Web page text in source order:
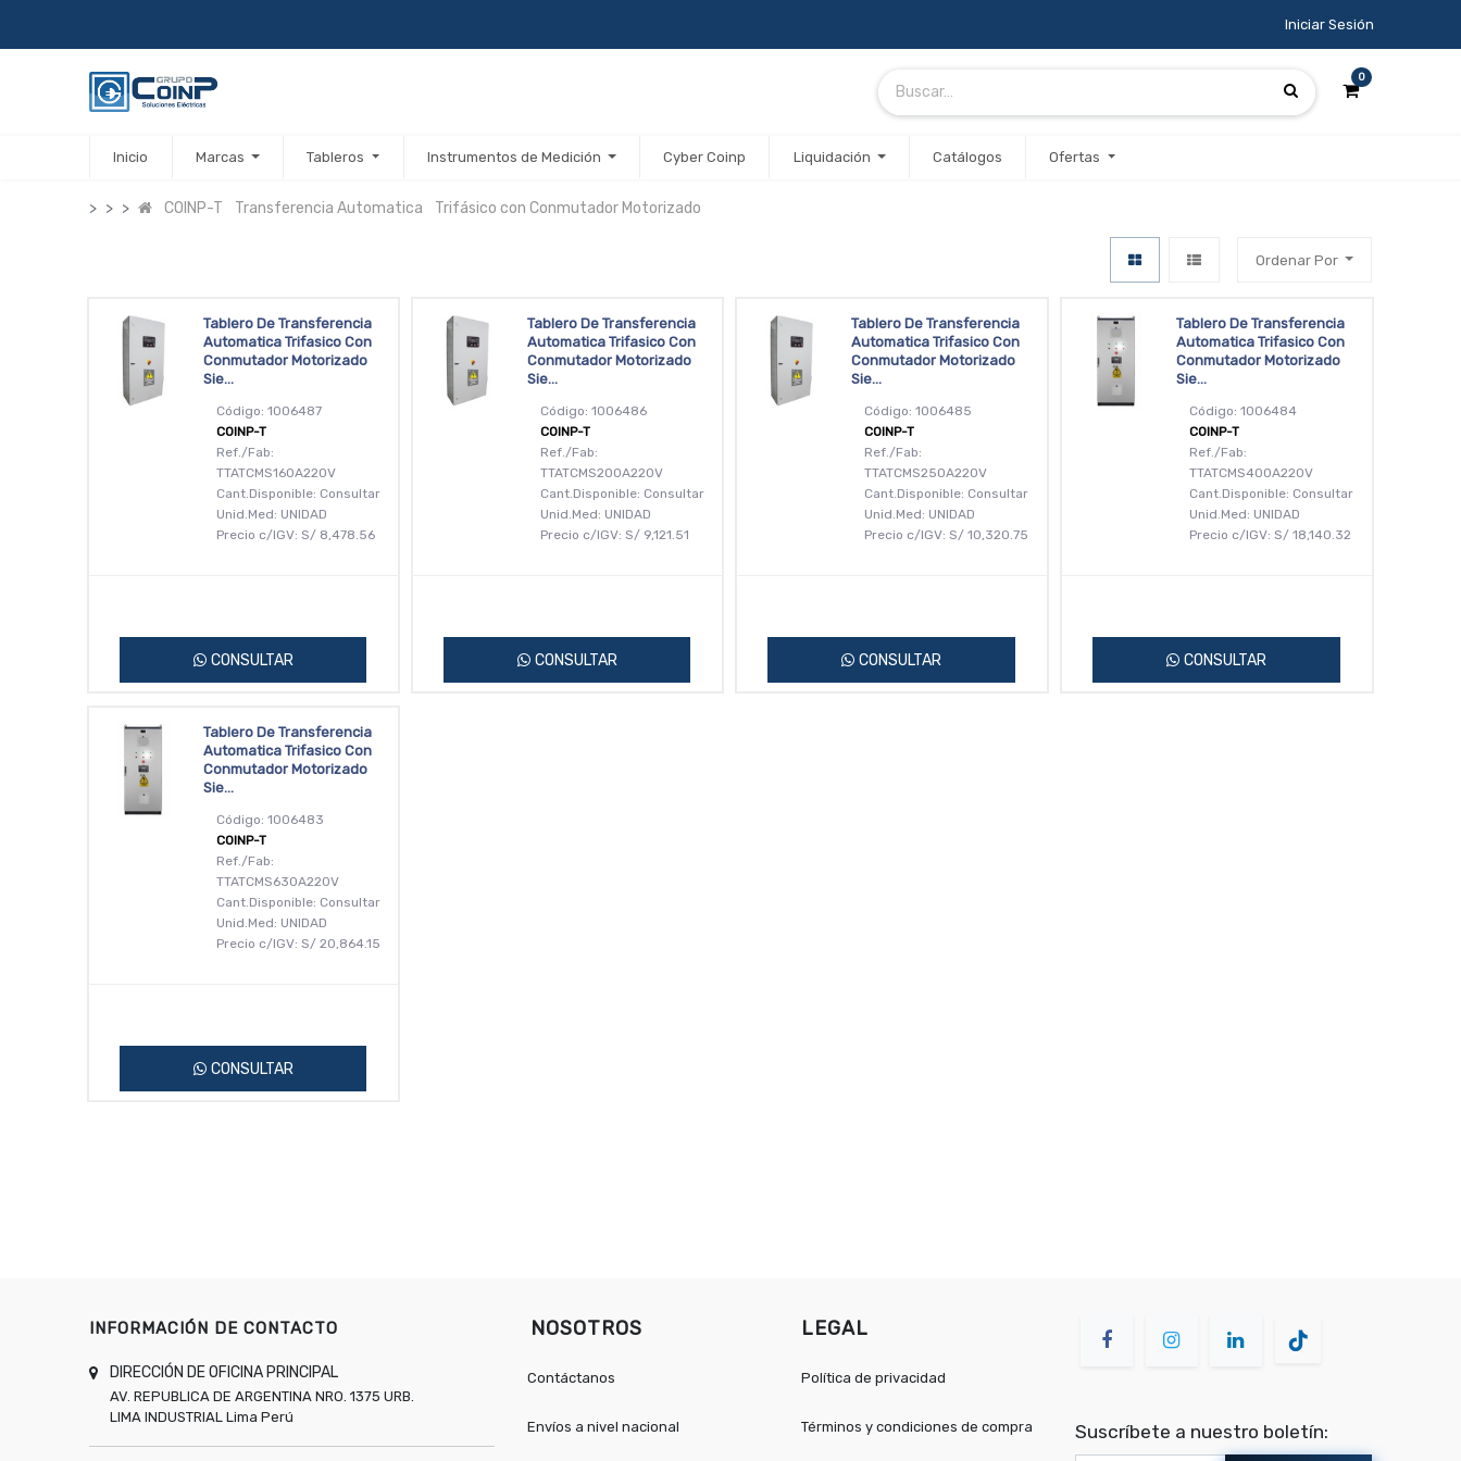
Iniciar Sesión
0
Inicio Marcas Tableros Instrumentos de Medición Cyber Coinp Liquidación Catálogos Ofertas
COINP-T Transferencia Automatica Trifásico con Conmutador Motorizado
Ordenar Por
Tablero De Transferencia
Automatica Trifasico Con
Conmutador Motorizado
Sie...
Código: 1006487
COINP-T
Ref./Fab:
TTATCMS160A220V
Cant.Disponible: Consultar
Unid.Med: UNIDAD
Precio c/IGV: S/ 8,478.56
CONSULTAR
Tablero De Transferencia
Automatica Trifasico Con
Conmutador Motorizado
Sie...
Código: 1006486
COINP-T
Ref./Fab:
TTATCMS200A220V
Cant.Disponible: Consultar
Unid.Med: UNIDAD
Precio c/IGV: S/ 9,121.51
CONSULTAR
Tablero De Transferencia
Automatica Trifasico Con
Conmutador Motorizado
Sie...
Código: 1006485
COINP-T
Ref./Fab:
TTATCMS250A220V
Cant.Disponible: Consultar
Unid.Med: UNIDAD
Precio c/IGV: S/ 10,320.75
CONSULTAR
Tablero De Transferencia
Automatica Trifasico Con
Conmutador Motorizado
Sie...
Código: 1006484
COINP-T
Ref./Fab:
TTATCMS400A220V
Cant.Disponible: Consultar
Unid.Med: UNIDAD
Precio c/IGV: S/ 18,140.32
CONSULTAR
Tablero De Transferencia
Automatica Trifasico Con
Conmutador Motorizado
Sie...
Código: 1006483
COINP-T
Ref./Fab:
TTATCMS630A220V
Cant.Disponible: Consultar
Unid.Med: UNIDAD
Precio c/IGV: S/ 20,864.15
CONSULTAR
INFORMACIÓN DE CONTACTO
DIRECCIÓN DE OFICINA PRINCIPAL
AV. REPUBLICA DE ARGENTINA NRO. 1375 URB.
LIMA INDUSTRIAL Lima Perú
NOSOTROS
Contáctanos
Envíos a nivel nacional
LEGAL
Política de privacidad
Términos y condiciones de compra Suscríbete a nuestro boletín: